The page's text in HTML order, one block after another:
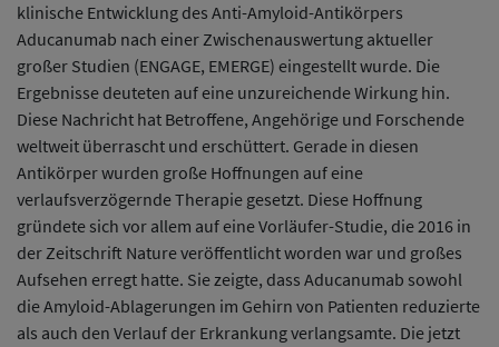
klinische Entwicklung des Anti-Amyloid-Antikörpers
Aducanumab nach einer Zwischenauswertung aktueller
großer Studien (ENGAGE, EMERGE) eingestellt wurde. Die
Ergebnisse deuteten auf eine unzureichende Wirkung hin.
Diese Nachricht hat Betroffene, Angehörige und Forschende
weltweit überrascht und erschüttert. Gerade in diesen
Antikörper wurden große Hoffnungen auf eine
verlaufsverzögernde Therapie gesetzt. Diese Hoffnung
gründete sich vor allem auf eine Vorläufer-Studie, die 2016 in
der Zeitschrift Nature veröffentlicht worden war und großes
Aufsehen erregt hatte. Sie zeigte, dass Aducanumab sowohl
die Amyloid-Ablagerungen im Gehirn von Patienten reduzierte
als auch den Verlauf der Erkrankung verlangsamte. Die jetzt